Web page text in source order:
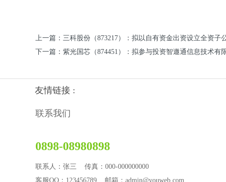
上一篇：三科股份（873217）：拟以自有资金出资设立全资子
下一篇：紫光国芯（874451）：拟参与投资智遨通信息技术有
友情链接 :
联系我们
0898-08980898
联系人：张三 传真：000-000000000
客服QQ：123456789 邮箱：admin@youweb.com